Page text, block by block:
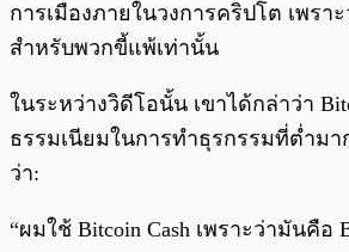
การเมืองภายในวงการคริปโต เพรา
สำหรับพวกขี้แพ้เท่านั้น
ในระหว่างวิดีโอนั้น เขาได้กล่าว่า
ธรรมเนียมในการทำธุรกรรมที่ต่ำม
ว่า:
“ผมใช้ Bitcoin Cash เพราะว่ามันคือ